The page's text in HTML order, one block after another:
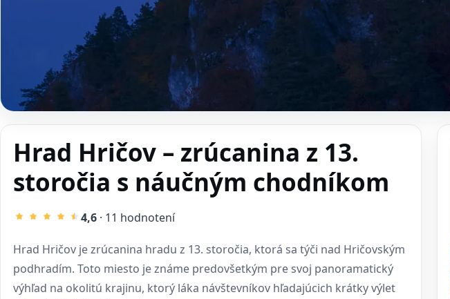
Hrad Hričov – zrúcanina z 13.
storočia s náučným chodníkom
4,6 · 11 hodnotení
Hrad Hričov je zrúcanina hradu z 13. storočia, ktorá sa týči nad Hričovským
podhradím. Toto miesto je známe predovšetkým pre svoj panoramatický
výhľad na okolitú krajinu, ktorý láka návštevníkov hľadajúcich krátky výlet